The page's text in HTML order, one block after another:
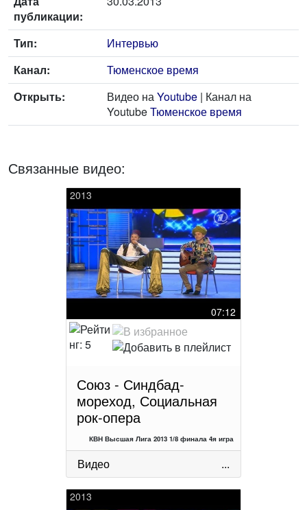
публикации:
Тип:
Интервью
Канал:
Тюменское время
Открыть:
Видео наYoutube | Канал на
YoutubeТюменское время
Связанные видео:
2013
07:12
Союз - Синдбад-
мореход, Социальная
рок-опера
КВН Высшая Лига 2013 1/8 финала 4я игра
Видео ...
2013